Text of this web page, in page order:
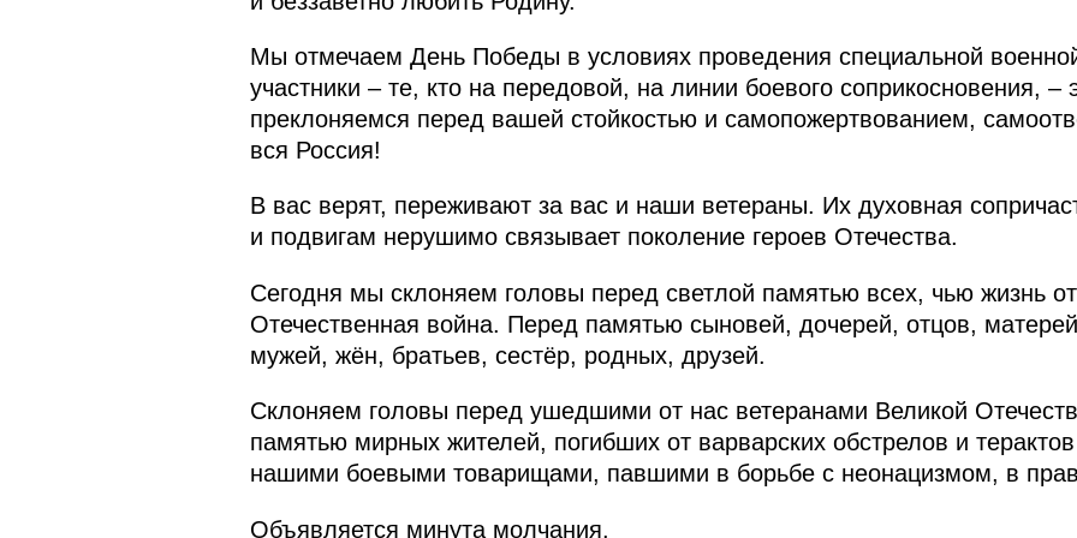
Мы отмечаем День Победы в условиях проведения специальной
участники – те, кто на передовой, на линии боевого соприкосновения,
преклоняемся перед вашей стойкостью и самопожертвованием,
вся Россия!
В вас верят, переживают за вас и наши ветераны. Их духовная
и подвигам нерушимо связывает поколение героев Отечества.
Сегодня мы склоняем головы перед светлой памятью всех, чью жизнь
Отечественная война. Перед памятью сыновей, дочерей, отцов,
мужей, жён, братьев, сестёр, родных, друзей.
Склоняем головы перед ушедшими от нас ветеранами Великой
памятью мирных жителей, погибших от варварских обстрелов и
нашими боевыми товарищами, павшими в борьбе с неонацизмом, в
Объявляется минута молчания.